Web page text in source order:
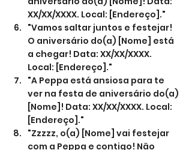
XX/XX/XXXX. Local: [Endereço]."
"Vamos saltar juntos e festejar!
O aniversário do(a) [Nome] está
a chegar! Data: XX/XX/XXXX.
Local: [Endereço]."
"A Peppa está ansiosa para te
ver na festa de aniversário do(a)
[Nome]! Data: XX/XX/XXXX. Local:
[Endereço]."
"Zzzzz, o(a) [Nome] vai festejar
com a Peppa e contigo! Não